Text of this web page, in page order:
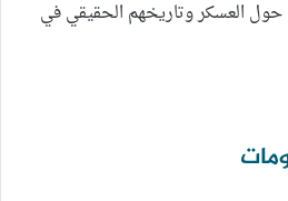
العسكر وتاريخهم الحقيقي في